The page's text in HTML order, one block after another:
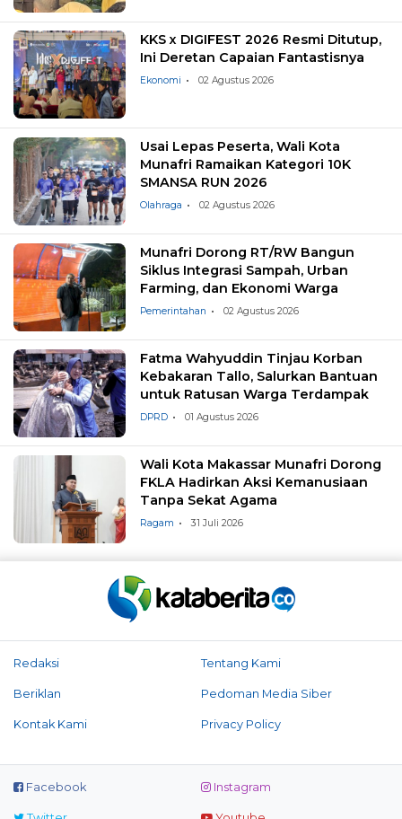
KKS x DIGIFEST 2026 Resmi Ditutup,
Ini Deretan Capaian Fantastisnya
Ekonomi 02 Agustus 2026
Usai Lepas Peserta, Wali Kota
Munafri Ramaikan Kategori 10K
SMANSA RUN 2026
Olahraga 02 Agustus 2026
Munafri Dorong RT/RW Bangun
Siklus Integrasi Sampah, Urban
Farming, dan Ekonomi Warga
Pemerintahan 02 Agustus 2026
Fatma Wahyuddin Tinjau Korban
Kebakaran Tallo, Salurkan Bantuan
untuk Ratusan Warga Terdampak
DPRD 01 Agustus 2026
Wali Kota Makassar Munafri Dorong
FKLA Hadirkan Aksi Kemanusiaan
Tanpa Sekat Agama
Ragam 31 Juli 2026
Redaksi Tentang Kami
Beriklan Pedoman Media Siber
Kontak Kami Privacy Policy
Facebook Instagram